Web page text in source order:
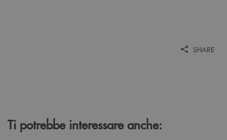
SHARE
Ti potrebbe interessare anche: